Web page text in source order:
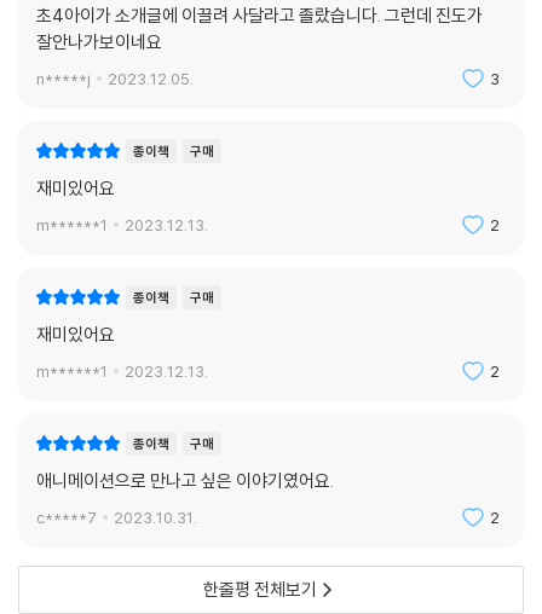
초4아이가 소개글에 이끌려 사달라고 졸랐습니다. 그런데 진도가
잘안나가보이네요
n*****j 2023.12.05. 3
종이책 구매
재미있어요
m******1 2023.12.13. 2
종이책 구매
재미있어요
m******1 2023.12.13. 2
종이책 구매
애니메이션으로 만나고 싶은 이야기였어요.
c*****7 2023.10.31. 2
한줄평 전체보기